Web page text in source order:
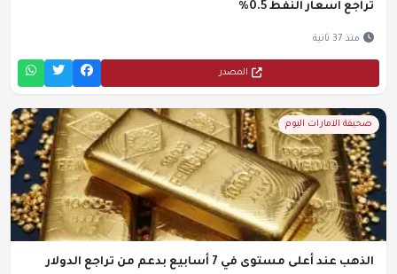
تراجع أسعار النفط 0.5%
منذ 37 ثانية
المصدر
صحيفة الامارات اليوم
الذهب عند أعلى مستوى في 7 أسابيع بدعم من تراجع الدولار